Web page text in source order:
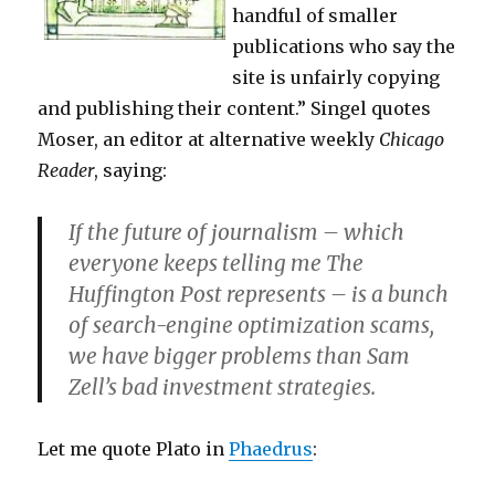
handful of smaller
publications who say the
site is unfairly copying
and publishing their content.” Singel quotes
Moser, an editor at alternative weekly Chicago
Reader, saying:
If the future of journalism – which
everyone keeps telling me The
Huffington Post represents – is a bunch
of search-engine optimization scams,
we have bigger problems than Sam
Zell’s bad investment strategies.
Let me quote Plato inPhaedrus: